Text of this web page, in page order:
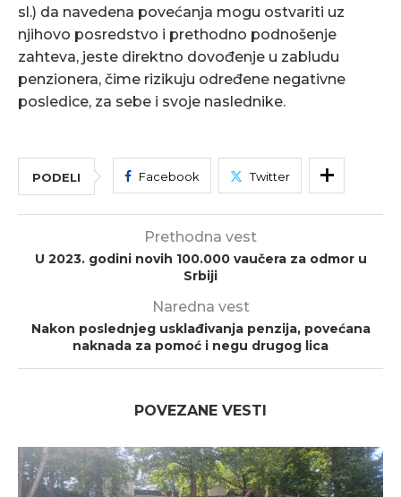
sl.) da navedena povećanja mogu ostvariti uz
njihovo posredstvo i prethodno podnošenje
zahteva, jeste direktno dovođenje u zabludu
penzionera, čime rizikuju određene negativne
posledice, za sebe i svoje naslednike.
PODELI Facebook Twitter
Prethodna vest
U 2023. godini novih 100.000 vaučera za odmor u
Srbiji
Naredna vest
Nakon poslednjeg usklađivanja penzija, povećana
naknada za pomoć i negu drugog lica
POVEZANE VESTI